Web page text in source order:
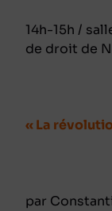
14h-15h /
de droit de
« La
par